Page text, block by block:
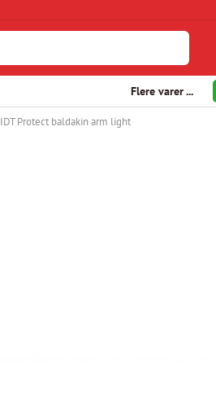
Flere varer ...
IDT Protect baldakin arm light